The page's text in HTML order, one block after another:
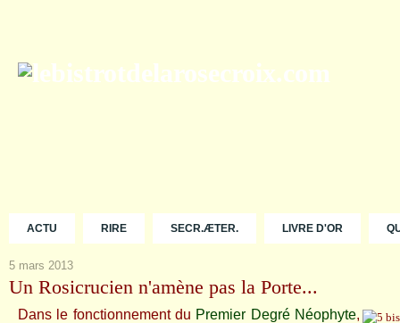
ACTU RIRE SECR.ÆTER. LIVRE D'OR
5 mars 2013
Un Rosicrucien n'amène pas la Porte...
Dans le fonctionnement du Premier Degré Néophyte,